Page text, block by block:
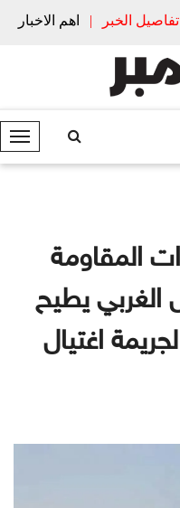
تفاصيل الخبر | اهم الاخبار